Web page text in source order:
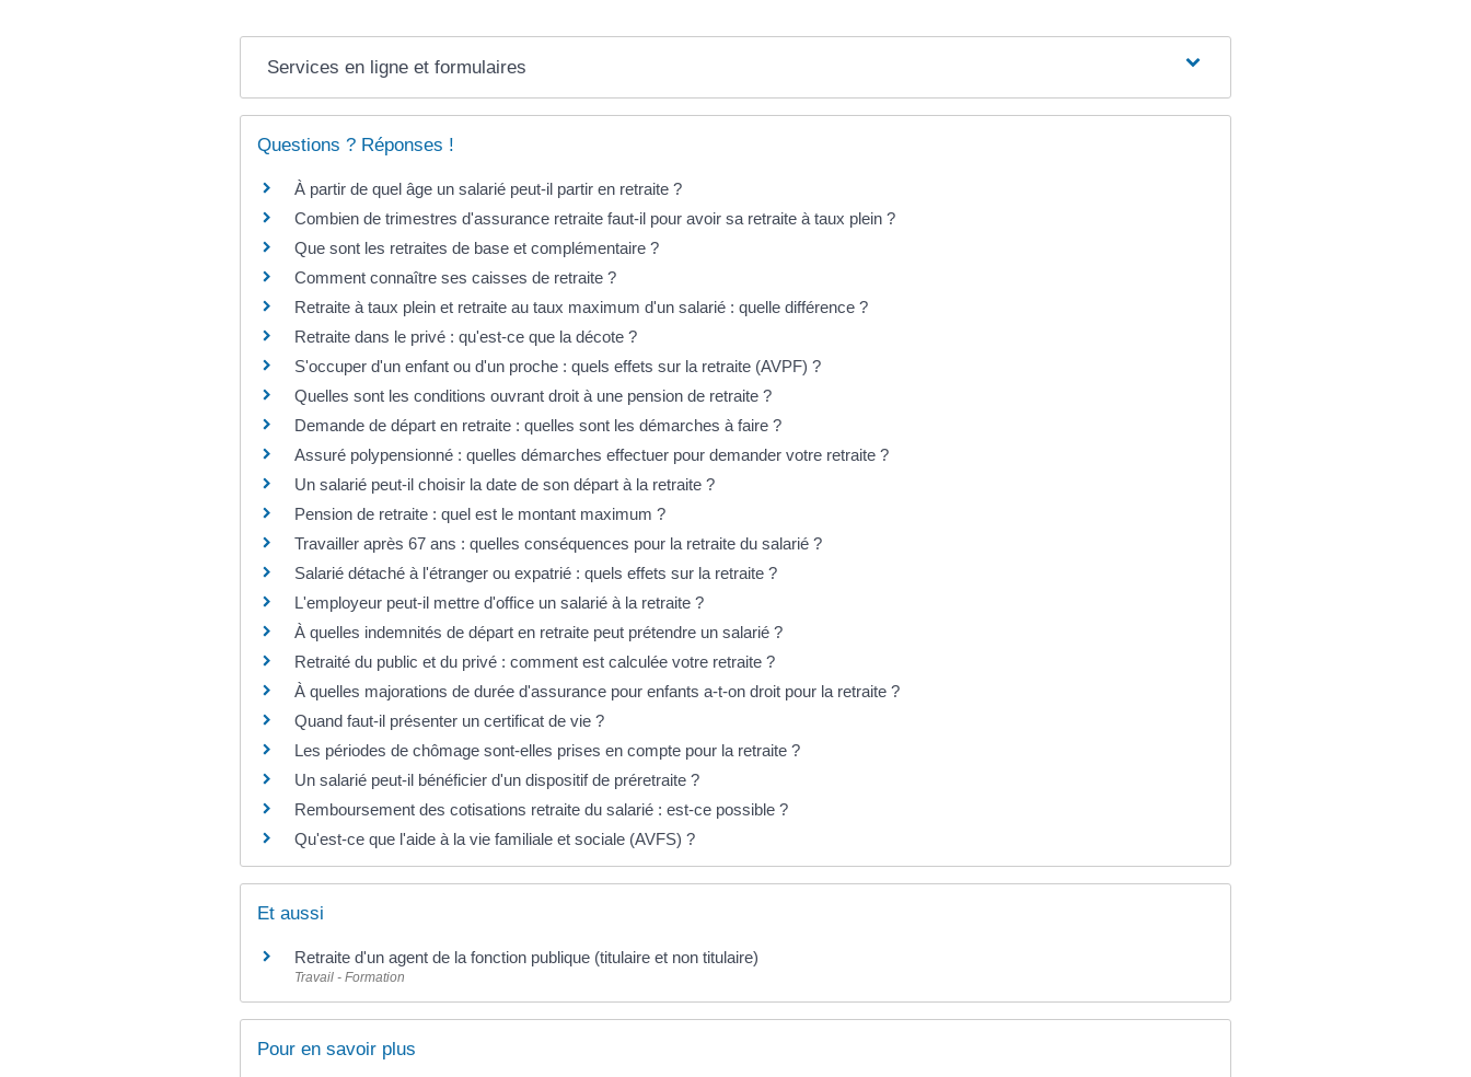
Services en ligne et formulaires
Questions ? Réponses !
À partir de quel âge un salarié peut-il partir en retraite ?
Combien de trimestres d'assurance retraite faut-il pour avoir sa retraite à taux plein ?
Que sont les retraites de base et complémentaire ?
Comment connaître ses caisses de retraite ?
Retraite à taux plein et retraite au taux maximum d'un salarié : quelle différence ?
Retraite dans le privé : qu'est-ce que la décote ?
S'occuper d'un enfant ou d'un proche : quels effets sur la retraite (AVPF) ?
Quelles sont les conditions ouvrant droit à une pension de retraite ?
Demande de départ en retraite : quelles sont les démarches à faire ?
Assuré polypensionné : quelles démarches effectuer pour demander votre retraite ?
Un salarié peut-il choisir la date de son départ à la retraite ?
Pension de retraite : quel est le montant maximum ?
Travailler après 67 ans : quelles conséquences pour la retraite du salarié ?
Salarié détaché à l'étranger ou expatrié : quels effets sur la retraite ?
L'employeur peut-il mettre d'office un salarié à la retraite ?
À quelles indemnités de départ en retraite peut prétendre un salarié ?
Retraité du public et du privé : comment est calculée votre retraite ?
À quelles majorations de durée d'assurance pour enfants a-t-on droit pour la retraite ?
Quand faut-il présenter un certificat de vie ?
Les périodes de chômage sont-elles prises en compte pour la retraite ?
Un salarié peut-il bénéficier d'un dispositif de préretraite ?
Remboursement des cotisations retraite du salarié : est-ce possible ?
Qu'est-ce que l'aide à la vie familiale et sociale (AVFS) ?
Et aussi
Retraite d'un agent de la fonction publique (titulaire et non titulaire)
Travail - Formation
Pour en savoir plus